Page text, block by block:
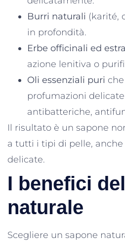
Burri naturali (karité,
in profondità.
Erbe officinali ed
azione lenitiva o
Oli essenziali puri
profumazioni
antibatteriche,
Il risultato è un sapone
a tutti i tipi di pelle,
delicate.
I benefici
naturale
Scegliere un sapone